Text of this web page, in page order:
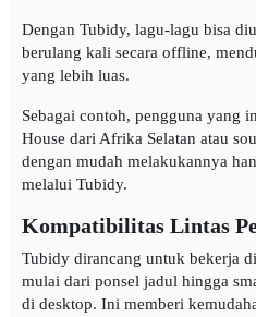
Dengan Tubidy, lagu-lagu bisa
berulang kali secara offline,
yang lebih luas.
Sebagai contoh, pengguna yang
House dari Afrika Selatan atau
dengan mudah melakukannya
melalui Tubidy.
Kompatibilitas Lintas
Tubidy dirancang untuk bekerja
mulai dari ponsel jadul hingga
di desktop. Ini memberi